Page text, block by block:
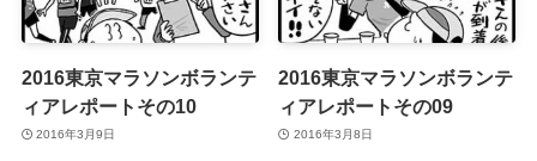
2016東京マラソンボランテ
ィアレポートその10
2016年3月9日
2016東京マラソンボランテ
ィアレポートその09
2016年3月8日